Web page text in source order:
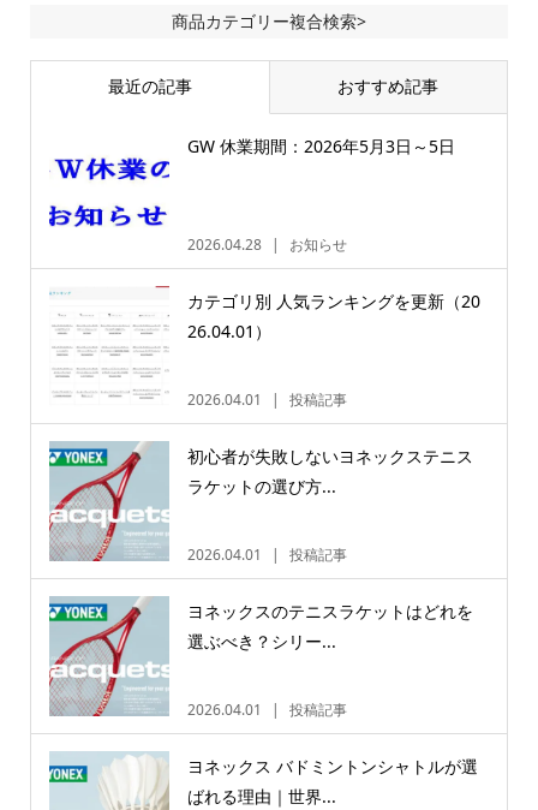
商品カテゴリー複合検索>
最近の記事 おすすめ記事
GW 休業期間：2026年5月3日～5日
2026.04.28 お知らせ
カテゴリ別 人気ランキングを更新（20
26.04.01）
2026.04.01 投稿記事
初心者が失敗しないヨネックステニス
ラケットの選び方...
2026.04.01 投稿記事
ヨネックスのテニスラケットはどれを
選ぶべき？シリー...
2026.04.01 投稿記事
ヨネックス バドミントンシャトルが選
ばれる理由｜世界...